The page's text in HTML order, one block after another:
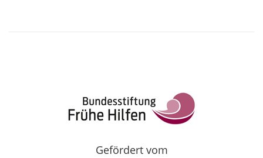
Gefördert vom